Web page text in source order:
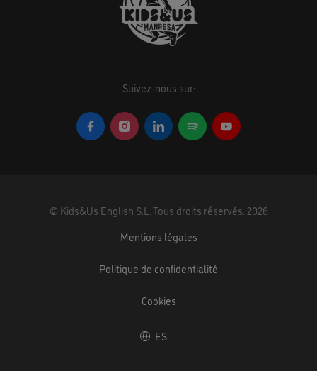
Suivez-nous sur:
ES
© Kids&Us English S.L. Tous droits réservés. 2026
Mentions légales
Politique de confidentialité
Cookies